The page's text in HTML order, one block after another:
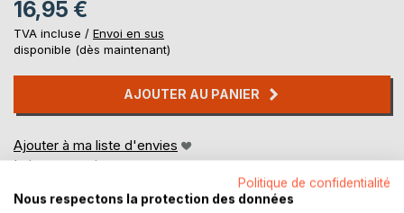
16,95 €
TVA incluse / Envoi en sus
disponible (dès maintenant)
AJOUTER AU PANIER
Ajouter à ma liste d'envies
Laisser un avis
Politique de confidentialité
Nous respectons la protection des données